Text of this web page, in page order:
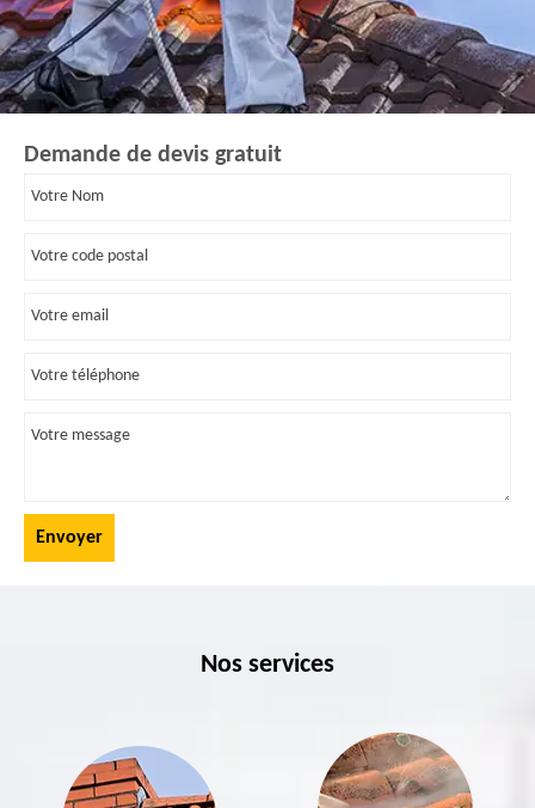
Demande de devis gratuit
Nos services